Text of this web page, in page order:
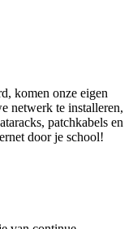
komen onze eigen
netwerk te installeren,
patchkabels en
door je school!